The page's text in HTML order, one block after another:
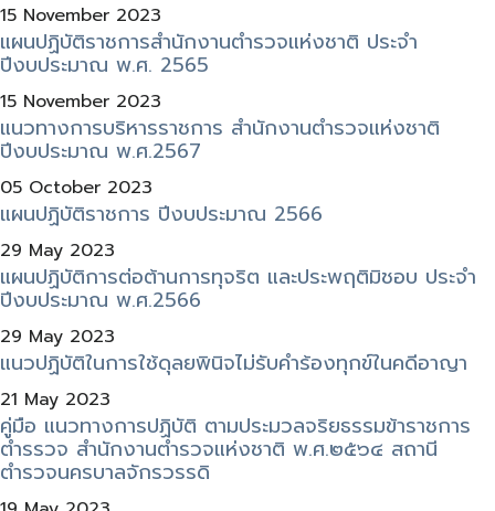
15 November 2023
แผนปฏิบัติราชการสำนักงานตำรวจแห่งชาติ ประจำ
ปีงบประมาณ พ.ศ. 2565
15 November 2023
แนวทางการบริหารราชการ สำนักงานตำรวจแห่งชาติ
ปีงบประมาณ พ.ศ.2567
05 October 2023
แผนปฏิบัติราชการ ปีงบประมาณ 2566
29 May 2023
แผนปฏิบัติการต่อต้านการทุจริต และประพฤติมิชอบ ประจำ
ปีงบประมาณ พ.ศ.2566
29 May 2023
แนวปฏิบัติในการใช้ดุลยพินิจไม่รับคำร้องทุกข์ในคดีอาญา
21 May 2023
คู่มือ แนวทางการปฏิบัติ ตามประมวลจริยธรรมข้าราชการ
ตำรรวจ สำนักงานตำรวจแห่งชาติ พ.ศ.๒๕๖๔ สถานี
ตำรวจนครบาลจักรวรรดิ